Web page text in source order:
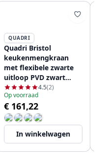
QUADRI
Quadri Bristol
keukenmengkraan
met flexibele zwarte
uitloop PVD zwart
12089670834.5(2)
Op voorraad
€ 161,22
In winkelwagen